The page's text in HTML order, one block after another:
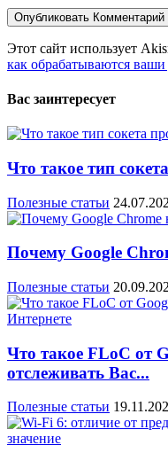
Этот сайт использует
как обрабатываются
Вас заинтересует
Что такое тип
Полезные статьи
Почему Google
Полезные статьи
Что такое FLoC от
отслеживать Вас...
Полезные статьи